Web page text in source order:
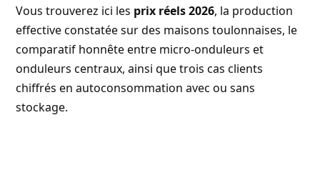
Vous trouverez ici les prix réels 2026, la production
effective constatée sur des maisons toulonnaises, le
comparatif honnête entre micro-onduleurs et
onduleurs centraux, ainsi que trois cas clients
chiffrés en autoconsommation avec ou sans
stockage.